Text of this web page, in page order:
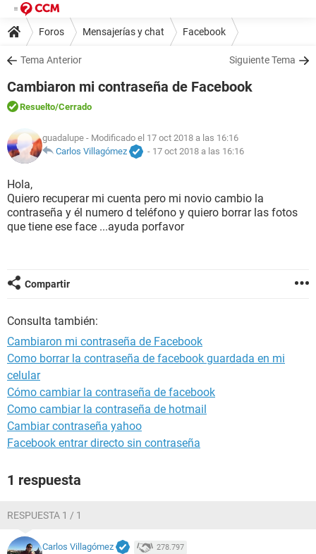
Foros Mensajerías y chat Facebook
Tema Anterior Siguiente Tema
Cambiaron mi contraseña de Facebook
Resuelto/Cerrado
guadalupe - Modificado el 17 oct 2018 a las 16:16
Carlos Villagómez
- 17 oct 2018 a las 16:16
Hola,
Quiero recuperar mi cuenta pero mi novio cambio la
contraseña y él numero d teléfono y quiero borrar las fotos
que tiene ese face ...ayuda porfavor
Compartir
Consulta también:
Cambiaron mi contraseña de Facebook
Como borrar la contraseña de facebook guardada en mi
celular
Cómo cambiar la contraseña de facebook
Como cambiar la contraseña de hotmail
Cambiar contraseña yahoo
Facebook entrar directo sin contraseña
1 respuesta
RESPUESTA 1 / 1
Carlos Villagómez 278.797